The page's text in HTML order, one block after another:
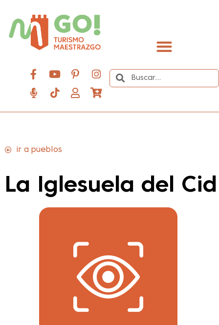
ir a pueblos
La Iglesuela del Cid